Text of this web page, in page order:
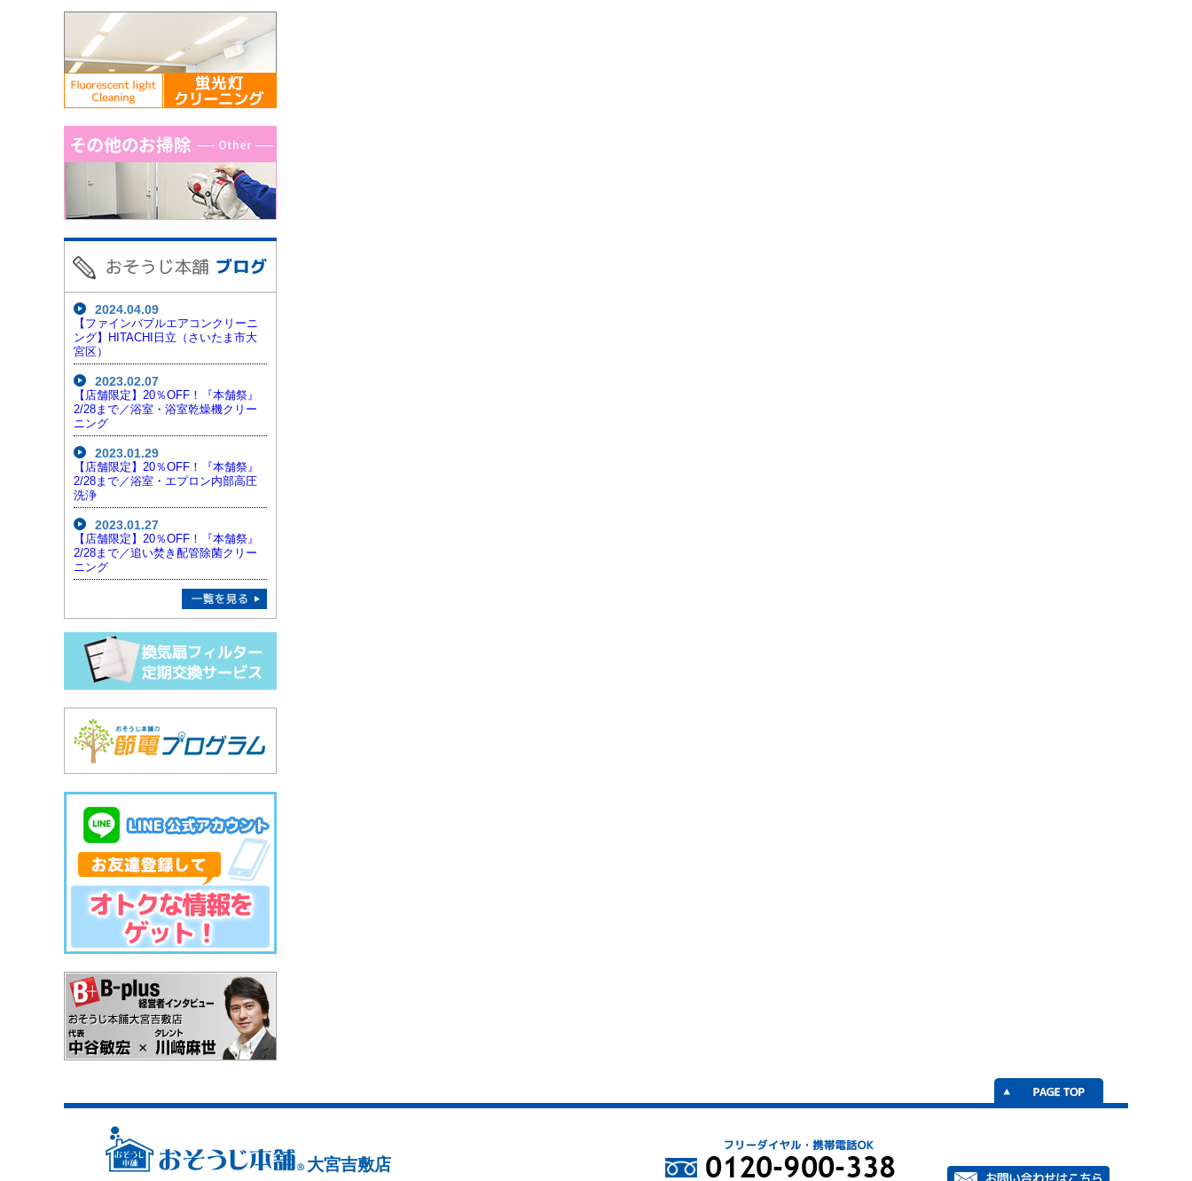
2024.04.09
【ファインバブルエアコンクリーニ
ング】HITACHI日立（さいたま市大
宮区）
2023.02.07
【店舗限定】20％OFF！『本舗祭』
2/28まで／浴室・浴室乾燥機クリー
ニング
2023.01.29
【店舗限定】20％OFF！『本舗祭』
2/28まで／浴室・エプロン内部高圧
洗浄
2023.01.27
【店舗限定】20％OFF！『本舗祭』
2/28まで／追い焚き配管除菌クリー
ニング
大宮吉敷店